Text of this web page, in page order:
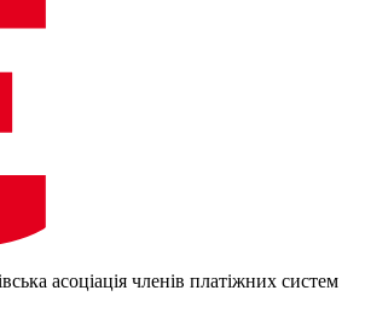
асоціація членів платіжних систем